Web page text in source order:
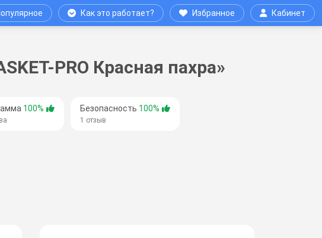
Как это работает? Избранное Кабинет
PRO Красная пахра»
100% Безопасность 100%
1 отзыв